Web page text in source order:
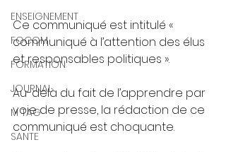
ENSEIGNEMENT
FOCOM
FORMATION
JOURNAL
M TAG
SANTE
Ce communiqué est intitulé «
communiqué à l’attention des élus
et responsables politiques ».
Au-delà du fait de l’apprendre par
voie de presse, la rédaction de ce
communiqué est choquante.